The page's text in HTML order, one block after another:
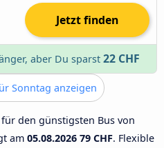
Jetzt finden
aber Du sparst 22 CHF
Sonntag anzeigen
den günstigsten Bus von
am 05.08.2026 79 CHF. Flexible